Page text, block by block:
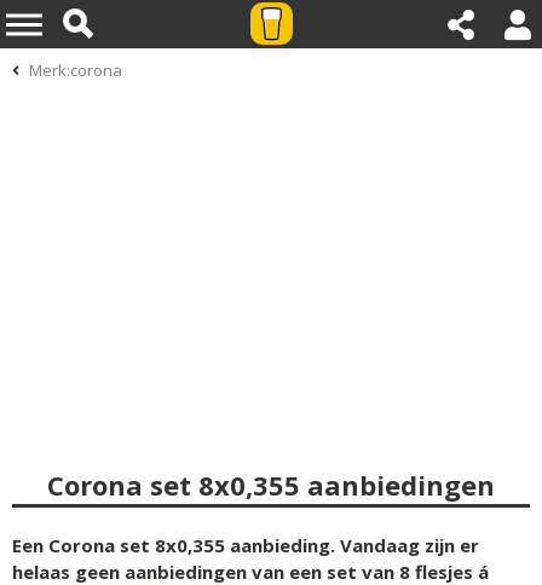
Merk:corona
Corona set 8x0,355 aanbiedingen
Een Corona set 8x0,355 aanbieding. Vandaag zijn er
helaas geen aanbiedingen van een set van 8 flesjes á